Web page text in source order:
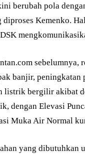
berubah pola
diproses Kemenko.
sebelumnya,
banjir,
listrik bergilir akibat
dengan Elevasi
Muka Air Normal
yang dibutuhkan